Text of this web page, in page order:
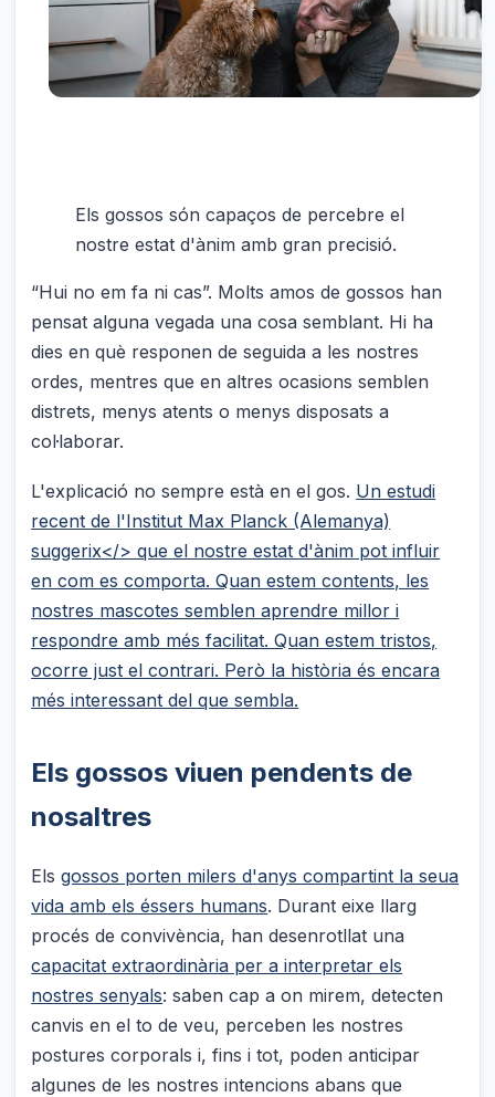
Els gossos són capaços de percebre el
nostre estat d'ànim amb gran precisió.
“Hui no em fa ni cas”. Molts amos de gossos han
pensat alguna vegada una cosa semblant. Hi ha
dies en què responen de seguida a les nostres
ordes, mentres que en altres ocasions semblen
distrets, menys atents o menys disposats a
col·laborar.
L'explicació no sempre està en el gos. Un estudi
recent de l'Institut Max Planck (Alemanya)
suggerix</> que el nostre estat d'ànim pot influir
en com es comporta. Quan estem contents, les
nostres mascotes semblen aprendre millor i
respondre amb més facilitat. Quan estem tristos,
ocorre just el contrari. Però la història és encara
més interessant del que sembla.
Els gossos viuen pendents de
nosaltres
Elsgossos porten milers d'anys compartint la seua
vida amb els éssers humans. Durant eixe llarg
procés de convivència, han desenrotllat una
capacitat extraordinària per a interpretar els
nostres senyals: saben cap a on mirem, detecten
canvis en el to de veu, perceben les nostres
postures corporals i, fins i tot, poden anticipar
algunes de les nostres intencions abans que